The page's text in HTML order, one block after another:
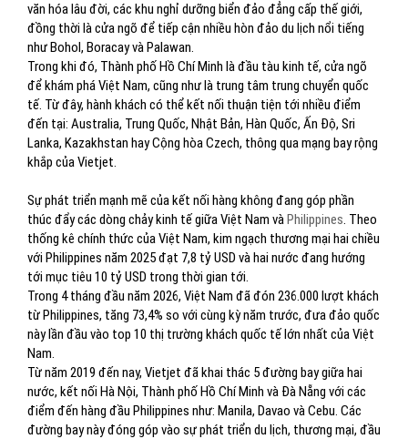
văn hóa lâu đời, các khu nghỉ dưỡng biển đảo đẳng cấp thế giới,
đồng thời là cửa ngõ để tiếp cận nhiều hòn đảo du lịch nổi tiếng
như Bohol, Boracay và Palawan.
Trong khi đó, Thành phố Hồ Chí Minh là đầu tàu kinh tế, cửa ngõ
để khám phá Việt Nam, cũng như là trung tâm trung chuyển quốc
tế. Từ đây, hành khách có thể kết nối thuận tiện tới nhiều điểm
đến tại: Australia, Trung Quốc, Nhật Bản, Hàn Quốc, Ấn Độ, Sri
Lanka, Kazakhstan hay Cộng hòa Czech, thông qua mạng bay rộng
khắp của Vietjet.
Sự phát triển mạnh mẽ của kết nối hàng không đang góp phần
thúc đẩy các dòng chảy kinh tế giữa Việt Nam vàPhilippines. Theo
thống kê chính thức của Việt Nam, kim ngạch thương mại hai chiều
với Philippines năm 2025 đạt 7,8 tỷ USD và hai nước đang hướng
tới mục tiêu 10 tỷ USD trong thời gian tới.
Trong 4 tháng đầu năm 2026, Việt Nam đã đón 236.000 lượt khách
từ Philippines, tăng 73,4% so với cùng kỳ năm trước, đưa đảo quốc
này lần đầu vào top 10 thị trường khách quốc tế lớn nhất của Việt
Nam.
Từ năm 2019 đến nay, Vietjet đã khai thác 5 đường bay giữa hai
nước, kết nối Hà Nội, Thành phố Hồ Chí Minh và Đà Nẵng với các
điểm đến hàng đầu Philippines như: Manila, Davao và Cebu. Các
đường bay này đóng góp vào sự phát triển du lịch, thương mại, đầu